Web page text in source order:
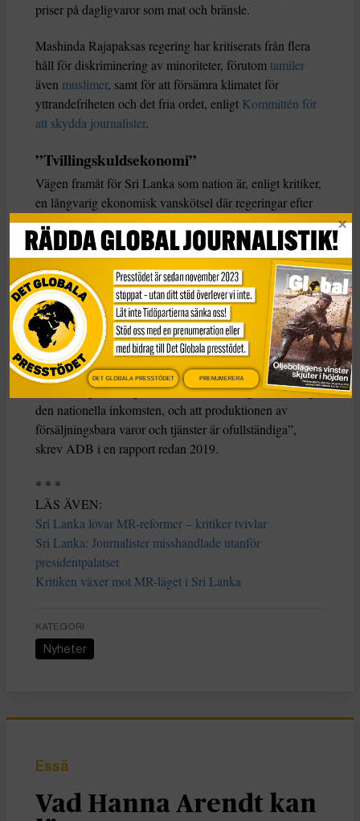
priser på dagligvaror som mat och bränsle.
Mashinda Rajapaksas regering har kritiserats från flera
håll för diskriminering av minoriteter, förutom tamiler
även muslimer, samt för att försämra klimatet för
yttrandefriheten och det fria ordet, enligt Kommittén för
att skydda journalister.
”Tvillingskuldsekonomi”
Vägen framåt för Sri Lanka som nation är, enligt kritiker,
en långvarig ekonomisk vanskötsel där regeringar efter
regeringar skapat och bibehållit ohållbara finansmodeller
som urholkat välfärdstjänster, rapporterarThe Indian
Express.
Asian Development Bank (ADB) underströk ien rapport
2019 att Sri Lankas ”tvillingskuldsekonomi” är ett
problem vars rötter numera tränger djupt in i
samhällskroppen:
”En tvillingskuld signalerar att ett lands utgifter överstiger
den nationella inkomsten, och att produktionen av
försäljningsbara varor och tjänster är ofullständiga”,
skrev ADB i en rapport redan 2019.
* * *
LÄS ÄVEN:
Sri Lanka lovar MR-reformer – kritiker tvivlar
Sri Lanka: Journalister misshandlade utanför
presidentpalatset
Kritiken växer mot MR-läget i Sri Lanka
KATEGORI
Nyheter
Essä
Vad Hanna Arendt kan
DET GLOBALA PRESSTÖDET PRENUMERERA